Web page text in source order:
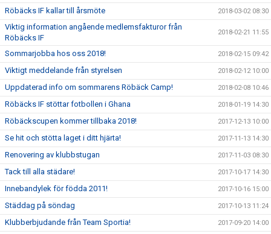
Röbäcks IF kallar till årsmöte 2018-03-02 08:30
Viktig information angående medlemsfakturor från
Röbäcks IF
2018-02-21 11:55
Sommarjobba hos oss 2018! 2018-02-15 09:42
Viktigt meddelande från styrelsen 2018-02-12 10:00
Uppdaterad info om sommarens Röbäck Camp! 2018-02-08 10:46
Röbäcks IF stöttar fotbollen i Ghana 2018-01-19 14:30
Röbäckscupen kommer tillbaka 2018! 2017-12-13 10:00
Se hit och stötta laget i ditt hjärta! 2017-11-13 14:30
Renovering av klubbstugan 2017-11-03 08:30
Tack till alla städare! 2017-10-17 14:30
Innebandylek för födda 2011! 2017-10-16 15:00
Städdag på söndag 2017-10-13 11:24
Klubberbjudande från Team Sportia! 2017-09-20 14:00